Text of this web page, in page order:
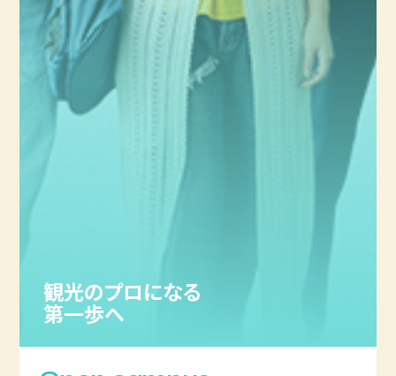
観光のプロになる
第一歩へ